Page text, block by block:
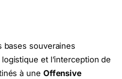
bases souveraines
et l’interception de
à une Offensive